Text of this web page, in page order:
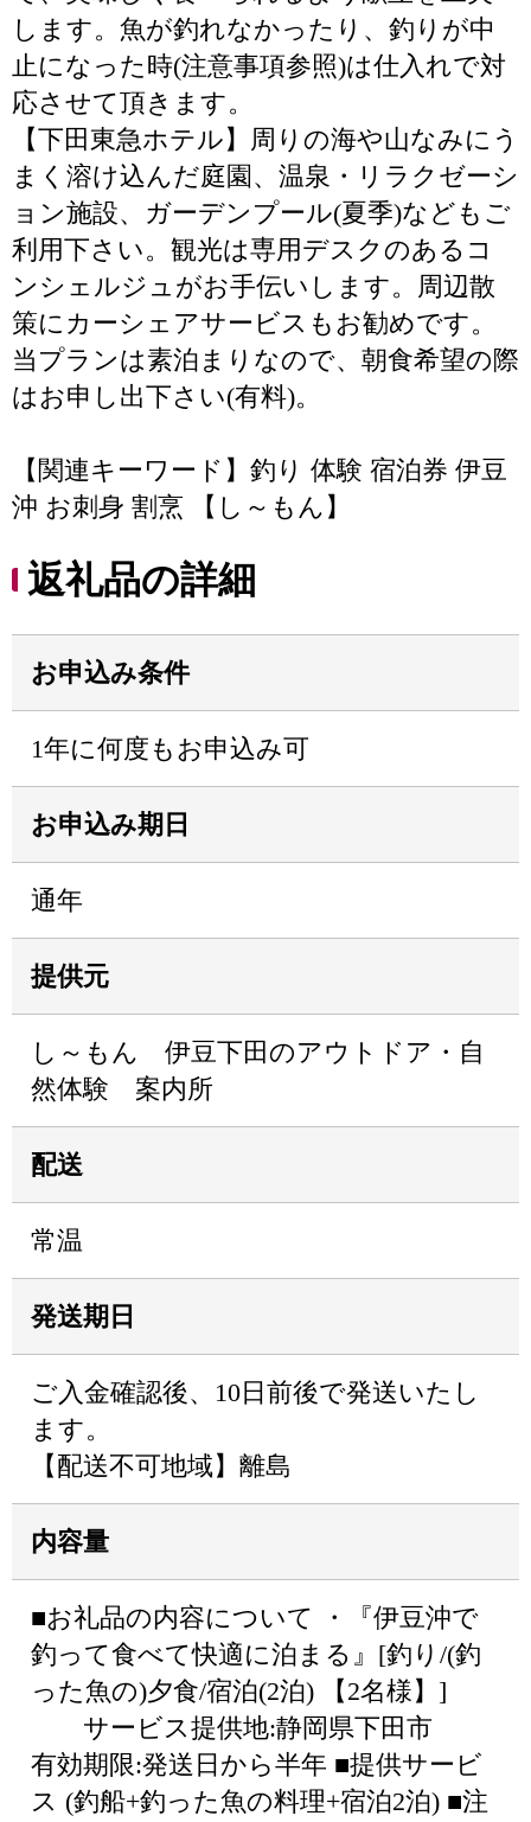
します。魚が釣れなかったり、釣りが中
止になった時(注意事項参照)は仕入れで対
応させて頂きます。
【下田東急ホテル】周りの海や山なみにう
まく溶け込んだ庭園、温泉・リラクゼーシ
ョン施設、ガーデンプール(夏季)などもご
利用下さい。観光は専用デスクのあるコ
ンシェルジュがお手伝いします。周辺散
策にカーシェアサービスもお勧めです。
当プランは素泊まりなので、朝食希望の際
はお申し出下さい(有料)。
【関連キーワード】釣り 体験 宿泊券 伊豆
沖 お刺身 割烹 【し～もん】
返礼品の詳細
お申込み条件
1年に何度もお申込み可
お申込み期日
通年
提供元
し～もん 伊豆下田のアウトドア・自
然体験 案内所
配送
常温
発送期日
ご入金確認後、10日前後で発送いたし
ます。
【配送不可地域】離島
内容量
■お礼品の内容について ・『伊豆沖で
釣って食べて快適に泊まる』[釣り/(釣
った魚の)夕食/宿泊(2泊) 【2名様】]
サービス提供地:静岡県下田市
有効期限:発送日から半年 ■提供サービ
ス (釣船+釣った魚の料理+宿泊2泊) ■注